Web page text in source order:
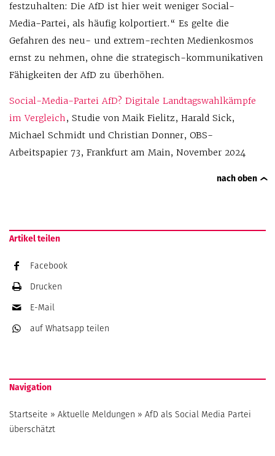
festzuhalten: Die AfD ist hier weit weniger Social-
Media-Partei, als häufig kolportiert.“ Es gelte die
Gefahren des neu- und extrem-rechten Medienkosmos
ernst zu nehmen, ohne die strategisch-kommunikativen
Fähigkeiten der AfD zu überhöhen.
Social-Media-Partei AfD? Digitale Landtagswahlkämpfe
im Vergleich, Studie von Maik Fielitz, Harald Sick,
Michael Schmidt und Christian Donner, OBS-
Arbeitspapier 73, Frankfurt am Main, November 2024
nach oben
Artikel teilen
Facebook
Drucken
E-Mail
auf Whatsapp teilen
Navigation
Startseite » Aktuelle Meldungen » AfD als Social Media Partei
überschätzt